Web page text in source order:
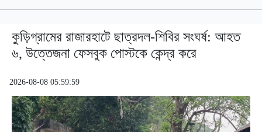
কুড়িগ্রামের রাজারহাটে ছাত্রদল-শিবির সংঘর্ষ: আহত
৬, উত্তেজনা ফেসবুক পোস্টকে কেন্দ্র করে
2026-08-08 05:59:59